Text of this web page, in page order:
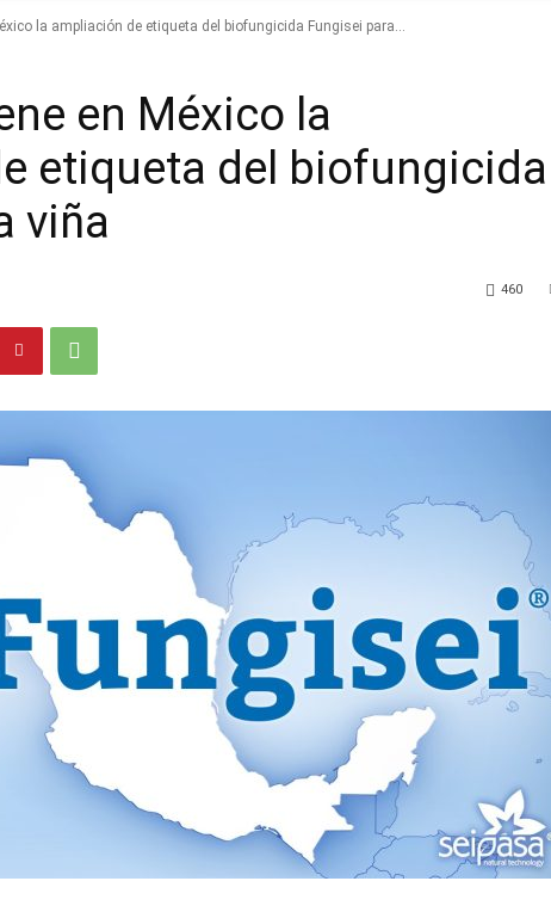
la ampliación de etiqueta del biofungicida Fungisei para...
en México la
etiqueta del biofungicida
viña
460